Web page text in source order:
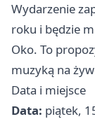
Wydarzenie
roku i będzie
Oko. To
muzyką na
Data i miejsce
Data: piątek,